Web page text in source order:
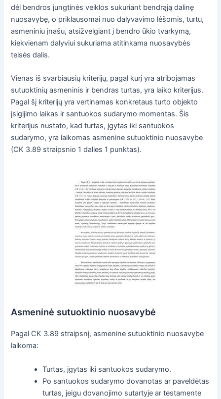
dėl bendros jungtinės veiklos sukuriant bendrąją dalinę
nuosavybę, o priklausomai nuo dalyvavimo lėšomis, turtu,
asmeniniu įnašu, atsižvelgiant į bendro ūkio tvarkymą,
kiekvienam dalyviui sukuriama atitinkama nuosavybės
teisės dalis.
Vienas iš svarbiausių kriterijų, pagal kurį yra atribojamas
sutuoktinių asmeninis ir bendras turtas, yra laiko kriterijus.
Pagal šį kriterijų yra vertinamas konkretaus turto objekto
įsigijimo laikas ir santuokos sudarymo momentas. Šis
kriterijus nustato, kad turtas, įgytas iki santuokos
sudarymo, yra laikomas asmenine sutuoktinio nuosavybe
(CK 3.89 straipsnio 1 dalies 1 punktas).
Asmeninė sutuoktinio nuosavybė
Pagal CK 3.89 straipsnį, asmenine sutuoktinio nuosavybe
laikoma:
Turtas, įgytas iki santuokos sudarymo.
Po santuokos sudarymo dovanotas ar paveldėtas
turtas, jeigu dovanojimo sutartyje ar testamente